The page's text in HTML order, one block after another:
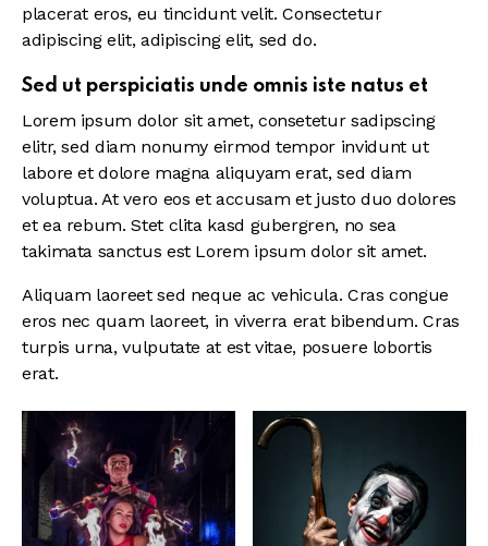
placerat eros, eu tincidunt velit. Consectetur
adipiscing elit, adipiscing elit, sed do.
Sed ut perspiciatis unde omnis iste natus et
Lorem ipsum dolor sit amet, consetetur sadipscing
elitr, sed diam nonumy eirmod tempor invidunt ut
labore et dolore magna aliquyam erat, sed diam
voluptua. At vero eos et accusam et justo duo dolores
et ea rebum. Stet clita kasd gubergren, no sea
takimata sanctus est Lorem ipsum dolor sit amet.
Aliquam laoreet sed neque ac vehicula. Cras congue
eros nec quam laoreet, in viverra erat bibendum. Cras
turpis urna, vulputate at est vitae, posuere lobortis
erat.